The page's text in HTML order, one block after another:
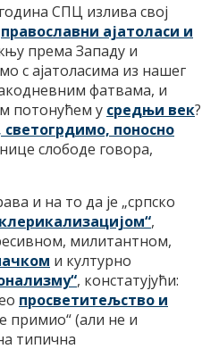
СПЦ излива свој
православни ајатоласи и
према Западу и
с ајатоласима из нашег
фатвама, и
потонућем у средњи век?
поносно
слободе говора,
и на то да је „српско
,
милитантном,
и културно
, констатујући:
просветитељство и
примио“ (али не и
типична